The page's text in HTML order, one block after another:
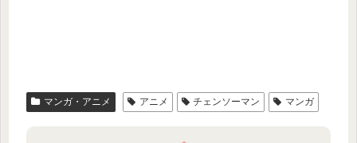
マンガ・アニメ アニメ チェンソーマン マンガ